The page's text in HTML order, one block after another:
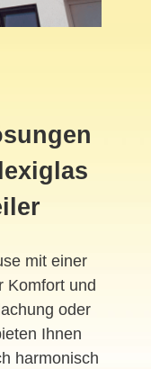
mit einer
Komfort und
oder
Ihnen
harmonisch